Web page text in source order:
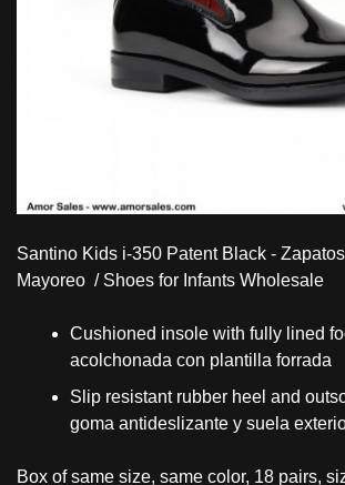
Santino Kids i-350 Patent Black -
Mayoreo / Shoes for Infants Wholesale
Cushioned insole with fully lined
acolchonada con plantilla forrada
Slip resistant rubber heel and
goma antideslizante y suela
Box of same size, same color, 18 pairs,